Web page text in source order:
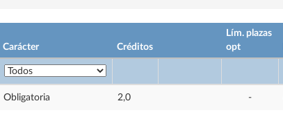
Carácter Créditos
Lím. plazas
opt
Obligatoria 2,0 -